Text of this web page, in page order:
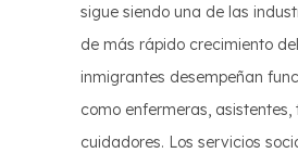
sigue siendo una de las
de más rápido crecimiento
inmigrantes desempeñan
como enfermeras, asistentes,
cuidadores. Los servicios